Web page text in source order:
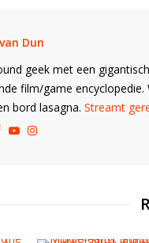
Dun
geek met een
film/game
bord lasagna. Streamt